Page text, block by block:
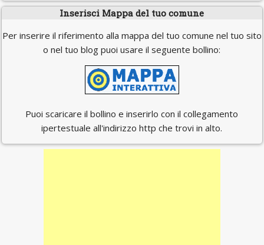
Inserisci Mappa del tuo comune
Per inserire il riferimento alla mappa del tuo comune nel tuo sito
o nel tuo blog puoi usare il seguente bollino:
Puoi scaricare il bollino e inserirlo con il collegamento
ipertestuale all'indirizzo http che trovi in alto.